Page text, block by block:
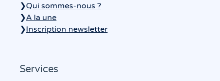
❯Qui sommes-nous ?
❯A la une
❯Inscription newsletter
Services